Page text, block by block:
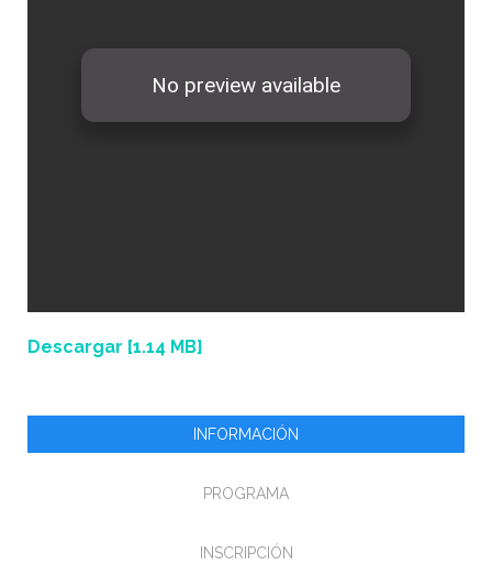
Descargar [1.14 MB]
INFORMACIÓN
PROGRAMA
INSCRIPCIÓN